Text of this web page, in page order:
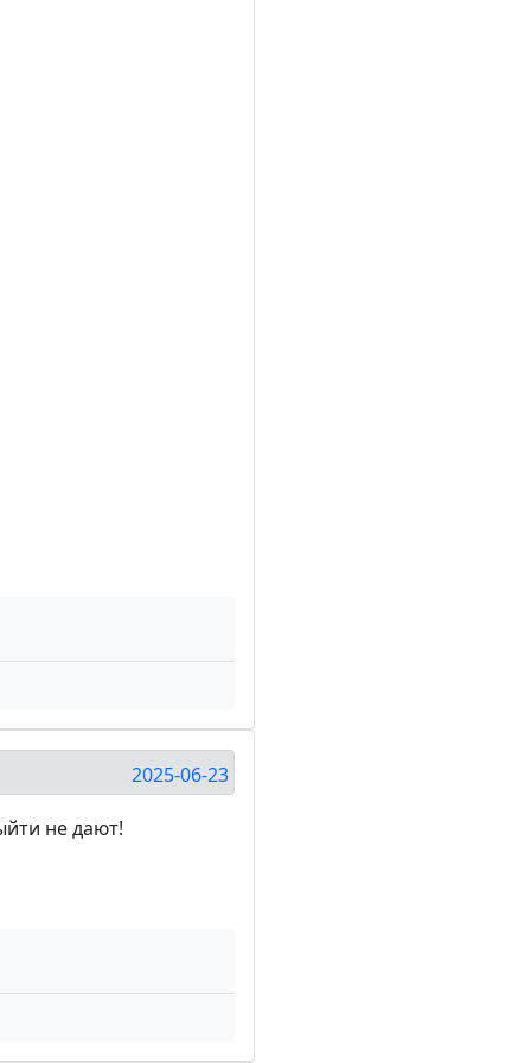
2025-06-23
не дают!